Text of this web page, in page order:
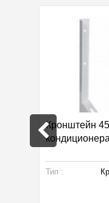
Кронштейн
кондиционера
Тип :